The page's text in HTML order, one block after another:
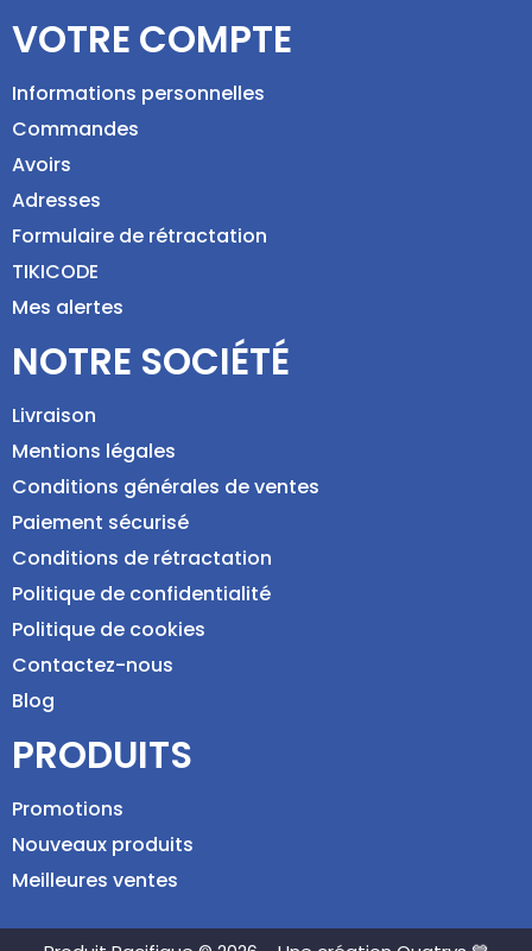
VOTRE COMPTE
Informations personnelles
Commandes
Avoirs
Adresses
Formulaire de rétractation
TIKICODE
Mes alertes
NOTRE SOCIÉTÉ
Livraison
Mentions légales
Conditions générales de ventes
Paiement sécurisé
Conditions de rétractation
Politique de confidentialité
Politique de cookies
Contactez-nous
Blog
PRODUITS
Promotions
Nouveaux produits
Meilleures ventes